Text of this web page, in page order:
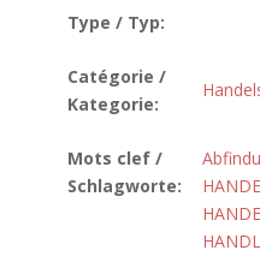
Type / Typ:
Catégorie /
Kategorie:
Mots clef /
Schlagworte: